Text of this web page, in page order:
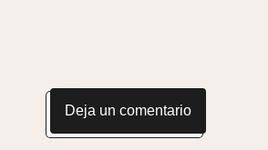
Deja un comentario